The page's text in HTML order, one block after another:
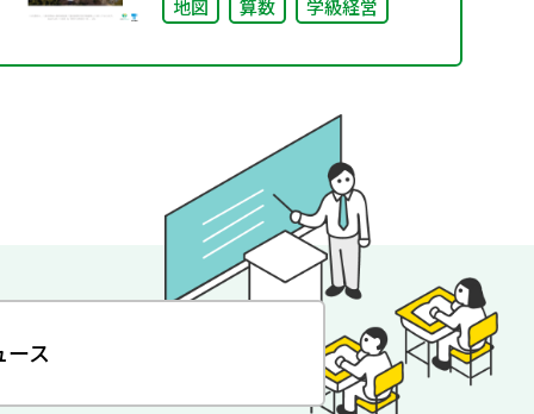
地図
算数 学級経営
ース